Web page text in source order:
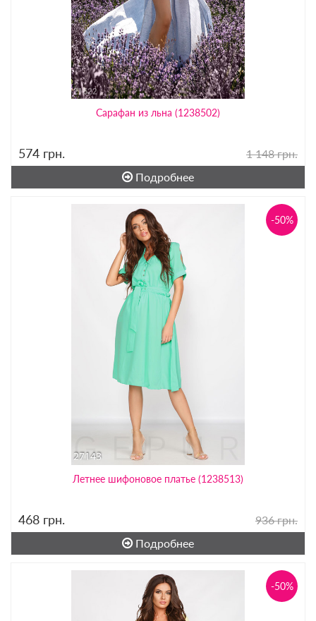
Сарафан из льна (1238502)
574 грн.
1 148 грн.
Подробнее
Летнее шифоновое платье (1238513)
-50%
468 грн.
936 грн.
Подробнее
-50%